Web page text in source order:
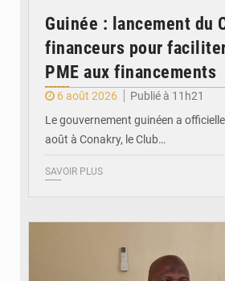
Guinée : lancement du
financeurs pour
PME aux financements
6 août 2026
Publié à 11h21
Le gouvernement guinéen a
août à Conakry, le Club…
SAVOIR PLUS